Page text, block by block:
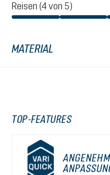
Reisen (4 von 5)
MATERIAL
TOP-FEATURES